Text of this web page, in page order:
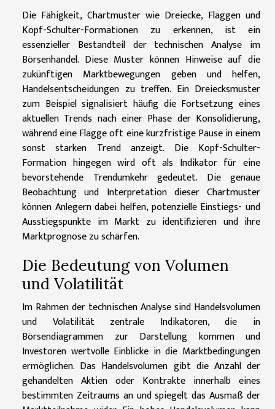
Die Fähigkeit, Chartmuster wie Dreiecke, Flaggen und
Kopf-Schulter-Formationen zu erkennen, ist ein
essenzieller Bestandteil der technischen Analyse im
Börsenhandel. Diese Muster können Hinweise auf die
zukünftigen Marktbewegungen geben und helfen,
Handelsentscheidungen zu treffen. Ein Dreiecksmuster
zum Beispiel signalisiert häufig die Fortsetzung eines
aktuellen Trends nach einer Phase der Konsolidierung,
während eine Flagge oft eine kurzfristige Pause in einem
sonst starken Trend anzeigt. Die Kopf-Schulter-
Formation hingegen wird oft als Indikator für eine
bevorstehende Trendumkehr gedeutet. Die genaue
Beobachtung und Interpretation dieser Chartmuster
können Anlegern dabei helfen, potenzielle Einstiegs- und
Ausstiegspunkte im Markt zu identifizieren und ihre
Marktprognose zu schärfen.
Die Bedeutung von Volumen
und Volatilität
Im Rahmen der technischen Analyse sind Handelsvolumen
und Volatilität zentrale Indikatoren, die in
Börsendiagrammen zur Darstellung kommen und
Investoren wertvolle Einblicke in die Marktbedingungen
ermöglichen. Das Handelsvolumen gibt die Anzahl der
gehandelten Aktien oder Kontrakte innerhalb eines
bestimmten Zeitraums an und spiegelt das Ausmaß der